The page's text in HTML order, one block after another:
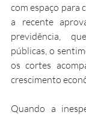
com espaço para
a recente
previdência,
públicas, o
os cortes
crescimento
Quando a